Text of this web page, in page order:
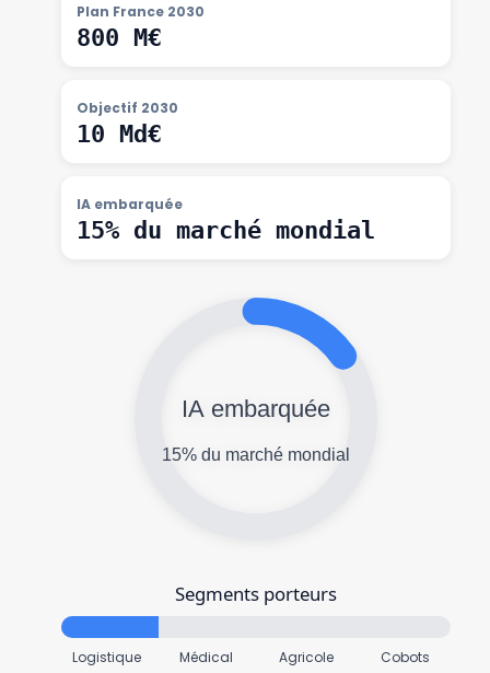
Plan France 2030
800 M€
Objectif 2030
10 Md€
IA embarquée
15% du marché mondial
IA embarquée
15% du marché mondial
Segments porteurs
Logistique Médical Agricole Cobots